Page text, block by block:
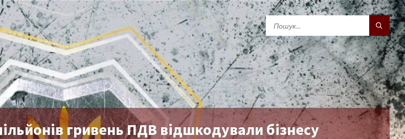
гривень ПДВ відшкодували бізнесу